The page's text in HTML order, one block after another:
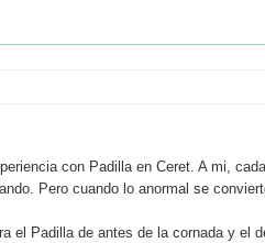
con Padilla en Ceret. A mi,
Pero cuando lo anormal se
el Padilla de antes de la cornada y el